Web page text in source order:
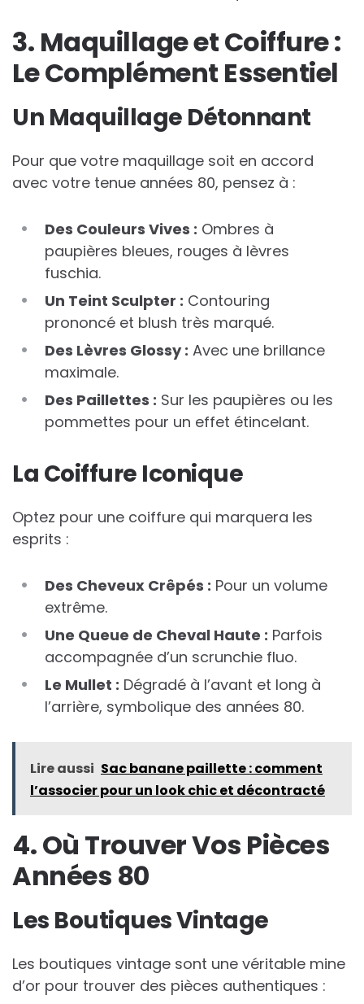
3. Maquillage et Coiffure :
Le Complément Essentiel
Un Maquillage Détonnant
Pour que votre maquillage soit en accord
avec votre tenue années 80, pensez à :
Des Couleurs Vives : Ombres à
paupières bleues, rouges à lèvres
fuschia.
Un Teint Sculpter : Contouring
prononcé et blush très marqué.
Des Lèvres Glossy : Avec une brillance
maximale.
Des Paillettes : Sur les paupières ou les
pommettes pour un effet étincelant.
La Coiffure Iconique
Optez pour une coiffure qui marquera les
esprits :
Des Cheveux Crêpés : Pour un volume
extrême.
Une Queue de Cheval Haute : Parfois
accompagnée d’un scrunchie fluo.
Le Mullet : Dégradé à l’avant et long à
l’arrière, symbolique des années 80.
Lire aussi Sac banane paillette : comment
l’associer pour un look chic et décontracté
4. Où Trouver Vos Pièces
Années 80
Les Boutiques Vintage
Les boutiques vintage sont une véritable mine
d’or pour trouver des pièces authentiques :